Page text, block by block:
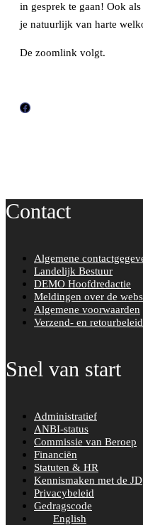
in gesprek te gaan! Ook
je natuurlijk van harte
De zoomlink volgt.
F
o
Contact
Algemene
Landelijk Bestuur
DEMO Hoofdredactie
Meldingen over de
Algemene voorwaarden
Verzend- en retourbeleid
Snel van start
Administratief
ANBI-status
Commissie van Beroep
Financiën
Statuten & HR
Kennismaken met de JD
Privacybeleid
Gedragscode
English